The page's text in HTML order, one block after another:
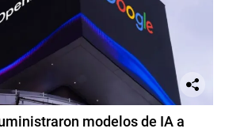
modelos de IA a